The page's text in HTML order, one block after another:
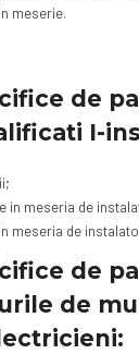
meserie.
de
I-
in meseria de
meseria de
de
de